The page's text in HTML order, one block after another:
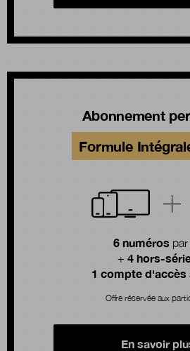
Abonnement
Formule
6 numérospar
+ 4 hors-
1 compte d'accès
Offre réservée aux
En savoir